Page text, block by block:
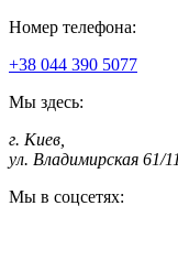
Номер телефона:
+38 044 390 5077
Мы здесь:
г. Киев
ул. Владимирская 61/
Мы в соцсетях: